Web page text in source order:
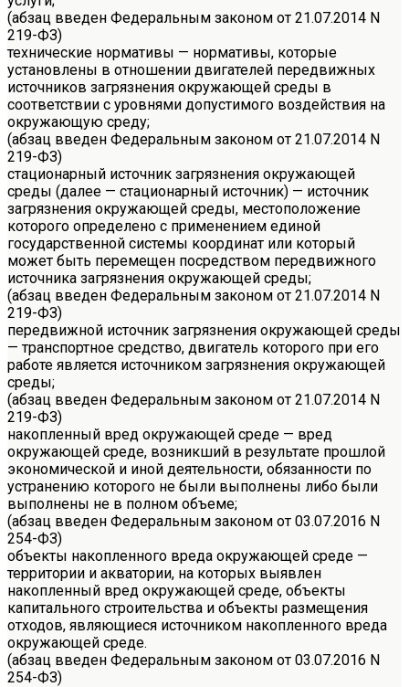
(абзац введен Федеральным законом от 21.07.2014 N
219-ФЗ)
технические нормативы — нормативы, которые
установлены в отношении двигателей передвижных
источников загрязнения окружающей среды в
соответствии с уровнями допустимого воздействия на
окружающую среду;
(абзац введен Федеральным законом от 21.07.2014 N
219-ФЗ)
стационарный источник загрязнения окружающей
среды (далее — стационарный источник) — источник
загрязнения окружающей среды, местоположение
которого определено с применением единой
государственной системы координат или который
может быть перемещен посредством передвижного
источника загрязнения окружающей среды;
(абзац введен Федеральным законом от 21.07.2014 N
219-ФЗ)
передвижной источник загрязнения окружающей среды
— транспортное средство, двигатель которого при его
работе является источником загрязнения окружающей
среды;
(абзац введен Федеральным законом от 21.07.2014 N
219-ФЗ)
накопленный вред окружающей среде — вред
окружающей среде, возникший в результате прошлой
экономической и иной деятельности, обязанности по
устранению которого не были выполнены либо были
выполнены не в полном объеме;
(абзац введен Федеральным законом от 03.07.2016 N
254-ФЗ)
объекты накопленного вреда окружающей среде —
территории и акватории, на которых выявлен
накопленный вред окружающей среде, объекты
капитального строительства и объекты размещения
отходов, являющиеся источником накопленного вреда
окружающей среде.
(абзац введен Федеральным законом от 03.07.2016 N
254-ФЗ)